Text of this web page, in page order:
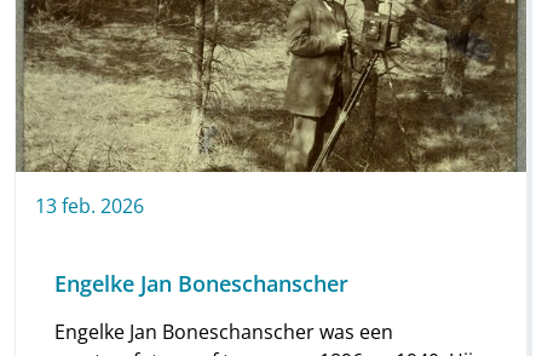
13feb. 2026
Engelke Jan Boneschanscher
Engelke Jan Boneschanscher was een